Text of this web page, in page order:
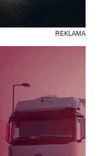
REKLAMA